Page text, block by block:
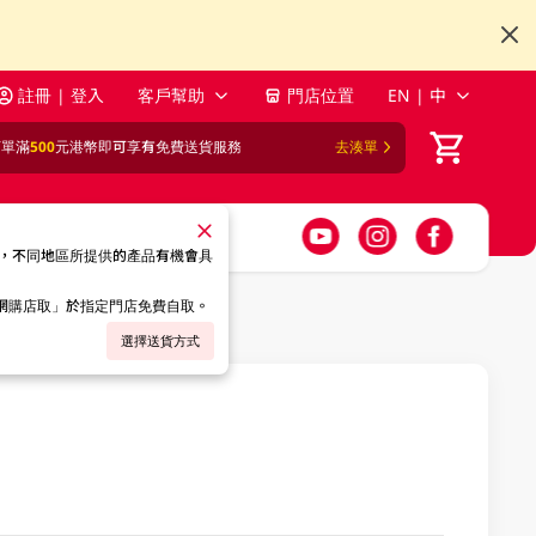
註冊 | 登入 客戶幫助 門店位置 EN | 中
滿500元港幣即可享有免費送貨服務 去湊單
不同地區所提供的產品有機會具
店取」於指定門店免費自取。
選擇送貨方式